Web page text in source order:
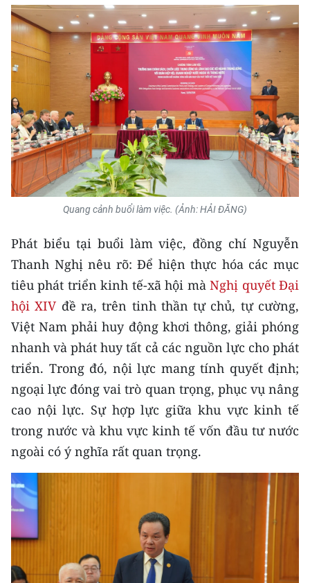
E-Magazine
Video
Media Chính trị
Media Kinh tế
Media Văn hóa
Media Xã hội
Media Pháp luật
Media Thế giới
Media Thể thao
Media Giáo dục
Media Y tế
Media Khoa học - Công nghệ
Media Môi trường
Ảnh
TIN MỚI
TIN ĐỊA PHƯƠNG
Trung du và miền núi phía Bắc
Quang cảnh buổi làm việc. (Ảnh: HẢI ĐĂNG)
Phát biểu tại buổi làm việc, đồng chí Nguyễn
Thanh Nghị nêu rõ: Để hiện thực hóa các mục
tiêu phát triển kinh tế-xã hội màNghị quyết Đại
hội XIVđề ra, trên tinh thần tự chủ, tự cường,
Việt Nam phải huy động khơi thông, giải phóng
nhanh và phát huy tất cả các nguồn lực cho phát
triển. Trong đó, nội lực mang tính quyết định;
ngoại lực đóng vai trò quan trọng, phục vụ nâng
cao nội lực. Sự hợp lực giữa khu vực kinh tế
trong nước và khu vực kinh tế vốn đầu tư nước
ngoài có ý nghĩa rất quan trọng.